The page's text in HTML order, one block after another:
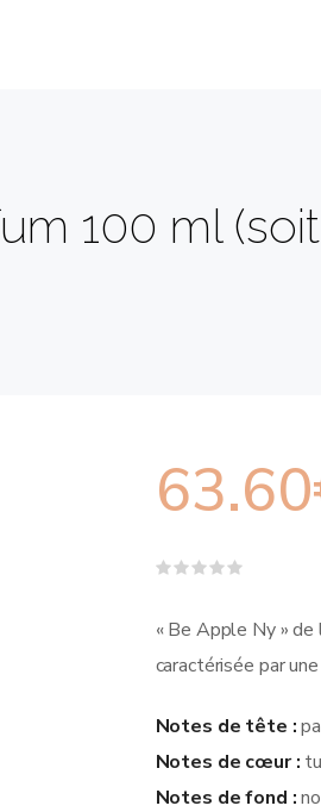
100 ml
63.60
5
« Be Apple Ny »
caractérisée par
Notes de tête :
Notes de cœur :
Notes de fond :